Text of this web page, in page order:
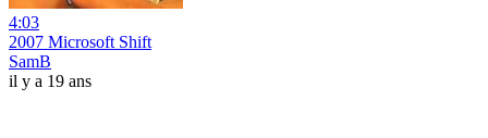
4:03
2007 Microsoft Shift
SamB
il y a 19 ans